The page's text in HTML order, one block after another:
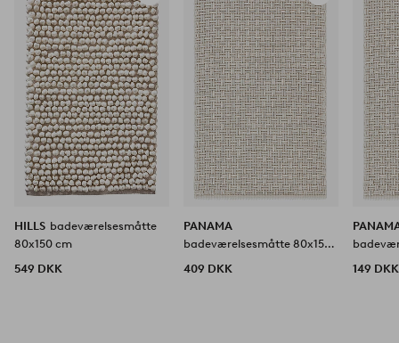
til
favoritter
HILLS badeværelsesmåtte
80x150 cm
549 DKK
til
favoritter
PANAMA
badeværelsesmåtte 80x150
409 DKK 149 DKK